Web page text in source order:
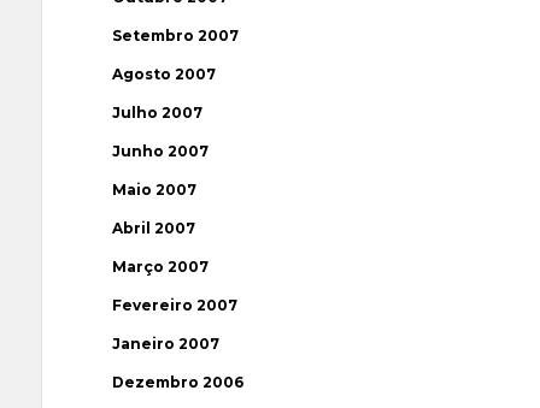
Setembro 2007
Agosto 2007
Julho 2007
Junho 2007
Maio 2007
Abril 2007
Março 2007
Fevereiro 2007
Janeiro 2007
Dezembro 2006